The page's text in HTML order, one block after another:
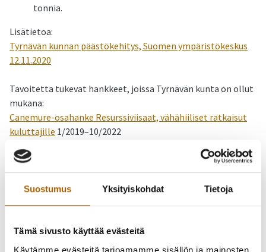
Suostumus Yksityiskohdat Tietoja
Tämä sivusto käyttää evästeitä
Käytämme evästeitä tarjoamamme sisällön ja mainosten
tonnia.
Lisätietoa:
Tyrnävän kunnan päästökehitys, Suomen ympäristökeskus
12.11.2020
Tavoitetta tukevat hankkeet, joissa Tyrnävän kunta on ollut
mukana:
Canemure-osahanke Resurssiviisaat, vähähiiliset ratkaisut
kuluttajille 1/2019–10/2022
resurssiviisailla ratkaisuilla
Vähähiilisyydestä kilpailuetua kunnille – VÄHÄHIKU2015–
2017
sivustolta:
https://www.hiilineutraalisuomi.fi/fi-FI/Hinku